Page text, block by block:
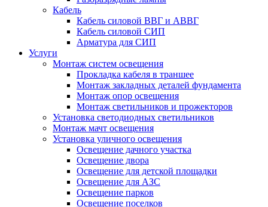
Кабель
Кабель силовой ВВГ и АВВГ
Кабель силовой СИП
Арматура для СИП
Услуги
Монтаж систем освещения
Прокладка кабеля в траншее
Монтаж закладных деталей фундамента
Монтаж опор освещения
Монтаж светильников и прожекторов
Установка светодиодных светильников
Монтаж мачт освещения
Установка уличного освещения
Освещение дачного участка
Освещение двора
Освещение для детской площадки
Освещение для АЗС
Освещение парков
Освещение поселков